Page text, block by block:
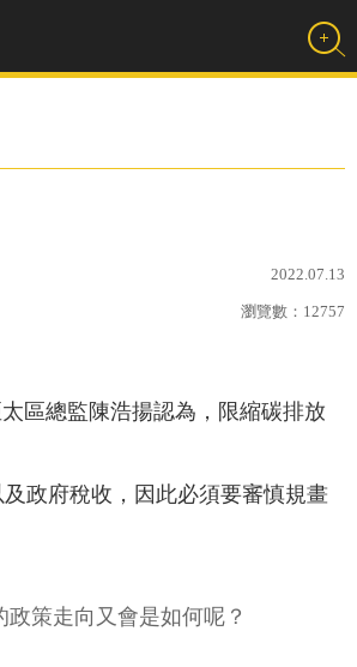
2022.07.13
瀏覽數： 12757
區總監陳浩揚認為，限縮碳排放
政府稅收，因此必須要審慎規畫
策走向又會是如何呢？